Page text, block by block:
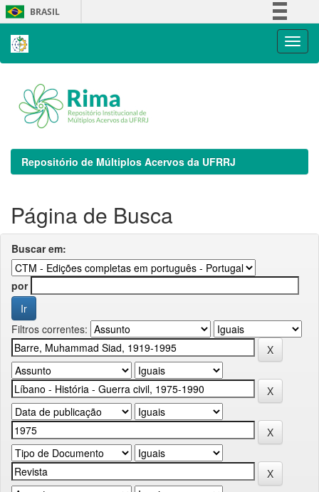
Skip
navigation
BRASIL
Repositório de Múltiplos Acervos da UFRRJ
Página de Busca
Buscar em:
por
Filtros correntes: